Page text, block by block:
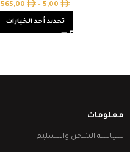
5,00
–
565,00
تحديد أحد الخيارات
معلومات
سياسة الشحن والتسليم